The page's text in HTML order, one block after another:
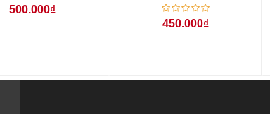
500.000₫
450.000₫